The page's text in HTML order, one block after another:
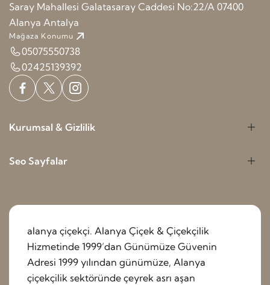
Saray Mahallesi Galatasaray Caddesi No:22/A 07400
Alanya Antalya
Mağaza Konumu
05075550738
02425139392
Kurumsal & Gizlilik
Seo Sayfalar
alanya çiçekçi. Alanya Çiçek & Çiçekçilik
Hizmetinde 1999’dan Günümüze Güvenin
Adresi 1999 yılından günümüze, Alanya
çiçekçilik sektöründe çeyrek asrı aşan